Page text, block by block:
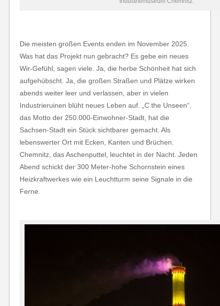
Die meisten großen Events enden im November 2025.
Was hat das Projekt nun gebracht? Es gebe ein neues
Wir-Gefühl, sagen viele. Ja, die herbe Schönheit hat sich
aufgehübscht. Ja, die großen Straßen und Plätze wirken
abends weiter leer und verlassen, aber in vielen
Industrieruinen blüht neues Leben auf. „C the Unseen“,
das Motto der 250.000-Einwohner-Stadt, hat die
Sachsen-Stadt ein Stück sichtbarer gemacht. Als
lebenswerter Ort mit Ecken, Kanten und Brüchen.
Chemnitz, das Aschenputtel, leuchtet in der Nacht. Jeden
Abend schickt der 300 Meter-hohe Schornstein eines
Heizkraftwerkes wie ein Leuchtturm seine Signale in die
Ferne.